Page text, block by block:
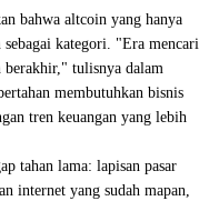
bahwa altcoin yang hanya
sebagai kategori. "Era mencari
berakhir," tulisnya dalam
membutuhkan bisnis
tren keuangan yang lebih
tahan lama: lapisan pasar
internet yang sudah mapan,